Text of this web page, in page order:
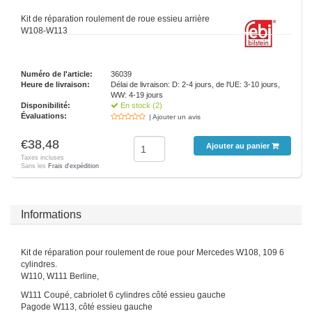
Kit de réparation roulement de roue essieu arrière
W108-W113
Numéro de l'article:
36039
Heure de livraison:
Délai de livraison: D: 2-4 jours, de l'UE: 3-10 jours,
WW: 4-19 jours
Disponibilité:
En stock (2)
Évaluations:
| Ajouter un avis
€38,48
Taxes incluses
Sans les Frais d'expédition
Ajouter au panier
Informations
Kit de réparation pour roulement de roue pour Mercedes W108, 109 6
cylindres.
W110, W111 Berline,
W111 Coupé, cabriolet 6 cylindres côté essieu gauche
Pagode W113, côté essieu gauche